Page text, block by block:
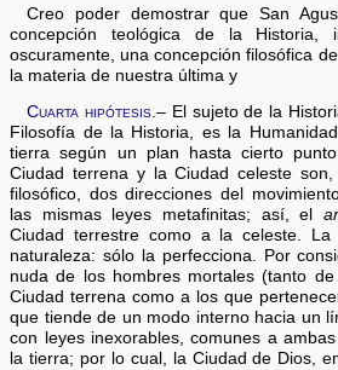
Creo poder demostrar que San
concepción teológica de la Historia,
oscuramente, una concepción filosófica
la materia de nuestra última y
Cuarta hipótesis.– El sujeto de la
Filosofía de la Historia, es la
tierra según un plan hasta cierto
Ciudad terrena y la Ciudad celeste
filosófico, dos direcciones del
las mismas leyes metafinitas; así, el
Ciudad terrestre como a la celeste.
naturaleza: sólo la perfecciona. Por
nuda de los hombres mortales (tanto
Ciudad terrena como a los que
que tiende de un modo interno hacia un
con leyes inexorables, comunes a
la tierra; por lo cual, la Ciudad de Dios,